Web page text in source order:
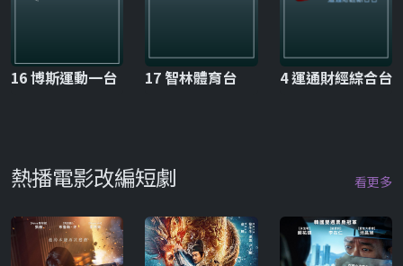
16 博斯運動一台 17 智林體育台 4 運通財經綜合台
熱播電影改編短劇 看更多